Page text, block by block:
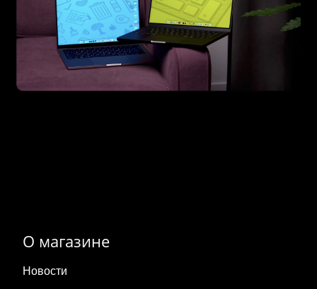
О магазине
Новости